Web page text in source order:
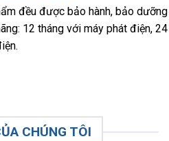
đều được bảo hành, bảo dưỡng
12 tháng với máy phát điện, 24
CHÚNG TÔI